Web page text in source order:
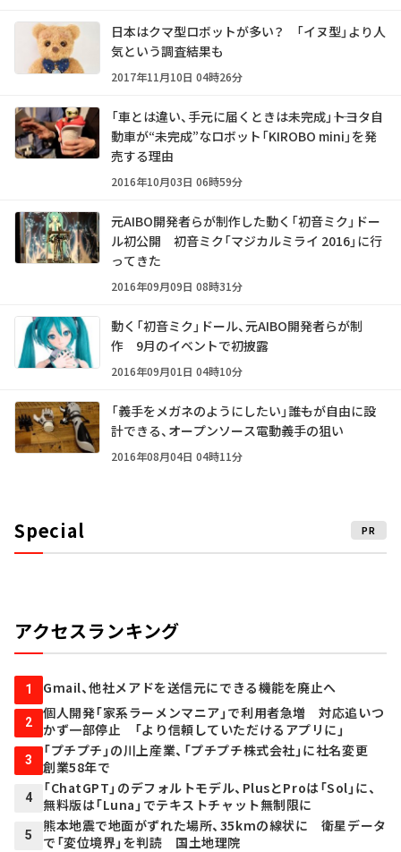
日本はクマ型ロボットが多い？ 「イヌ型」より人
気という調査結果も
2017年11月10日 04時26分
「車とは違い、手元に届くときは未完成」――トヨタ自
動車が“未完成”なロボット「KIROBO mini」を発
売する理由
2016年10月03日 06時59分
元AIBO開発者らが制作した動く「初音ミク」ドー
ル初公開 初音ミク「マジカルミライ 2016」に行
ってきた
2016年09月09日 08時31分
動く「初音ミク」ドール、元AIBO開発者らが制
作 9月のイベントで初披露
2016年09月01日 04時10分
「義手をメガネのようにしたい」――誰もが自由に設
計できる、オープンソース電動義手の狙い
2016年08月04日 04時11分
Special PR
アクセスランキング
1 Gmail、他社メアドを送信元にできる機能を廃止へ
2
個人開発「家系ラーメンマニア」で利用者急増 対応追いつ
かず一部停止 「より信頼していただけるアプリに」
3
「プチプチ」の川上産業、「プチプチ株式会社」に社名変更
創業58年で
4
「ChatGPT」のデフォルトモデル、PlusとProは「Sol」に、
無料版は「Luna」でテキストチャット無制限に
5
熊本地震で地面がずれた場所、35kmの線状に 衛星データ
で「変位境界」を判読 国土地理院